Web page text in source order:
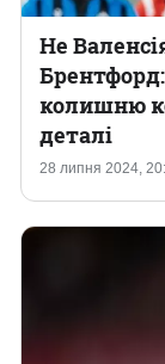
28 липня 2024,
Не
колишню
деталі